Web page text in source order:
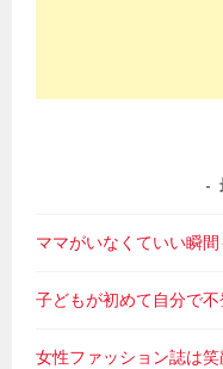
ママがいなくていい瞬
子どもが初めて自分で
女性ファッション誌は